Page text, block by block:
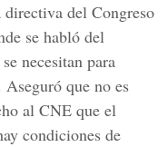
del Congreso
se habló del
necesitan para
que no es
al CNE que el
condiciones de